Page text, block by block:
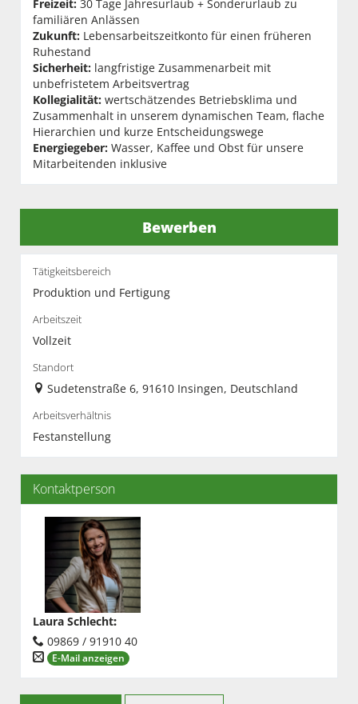
Freizeit: 30 Tage Jahresurlaub + Sonderurlaub zu
familiären Anlässen
Zukunft: Lebensarbeitszeitkonto für einen früheren
Ruhestand
Sicherheit: langfristige Zusammenarbeit mit
unbefristetem Arbeitsvertrag
Kollegialität: wertschätzendes Betriebsklima und
Zusammenhalt in unserem dynamischen Team, flache
Hierarchien und kurze Entscheidungswege
Energiegeber: Wasser, Kaffee und Obst für unsere
Mitarbeitenden inklusive
Bewerben
Tätigkeitsbereich
Produktion und Fertigung
Arbeitszeit
Vollzeit
Standort
Sudetenstraße 6, 91610 Insingen, Deutschland
Arbeitsverhältnis
Festanstellung
Kontaktperson
Laura Schlecht:
09869 / 91910 40
E-Mail anzeigen